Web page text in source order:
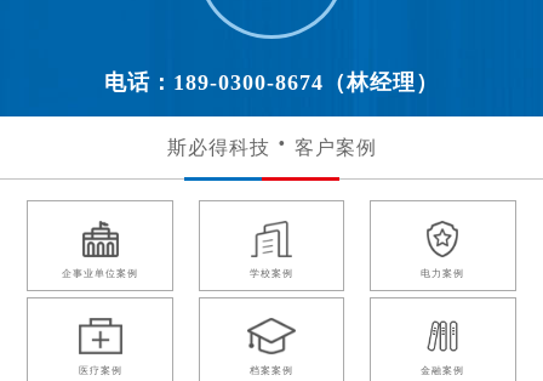
电话：189-0300-8674（林经理）
斯必得科技 客户案例
企事业单位案例 学校案例 电力案例
医疗案例 档案案例 金融案例